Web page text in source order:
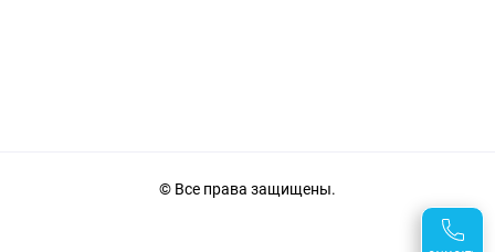
© Все права защищены.